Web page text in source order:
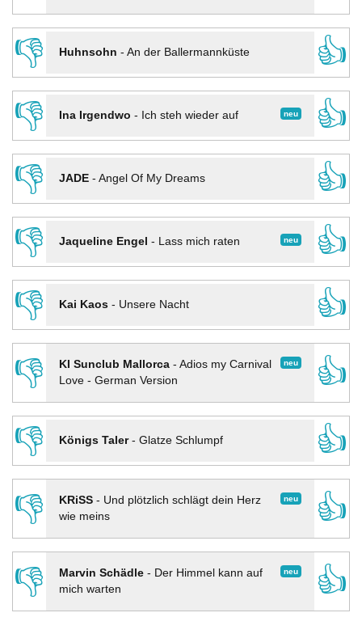
👎
Huhnsohn - An der Ballermannküste
👍
👎
neu
Ina Irgendwo - Ich steh wieder auf
👍
👎
JADE- Angel Of My Dreams
👍
👎
neu
Jaqueline Engel - Lass mich raten
👍
👎
Kai Kaos- Unsere Nacht
👍
👎
neu
KI Sunclub Mallorca- Adios my Carnival
Love - German Version
👍
👎
Königs Taler- Glatze Schlumpf
👍
👎
neu
KRiSS- Und plötzlich schlägt dein Herz
wie meins
👍
👎 neu
Marvin Schädle- Der Himmel kann auf
mich warten
👍